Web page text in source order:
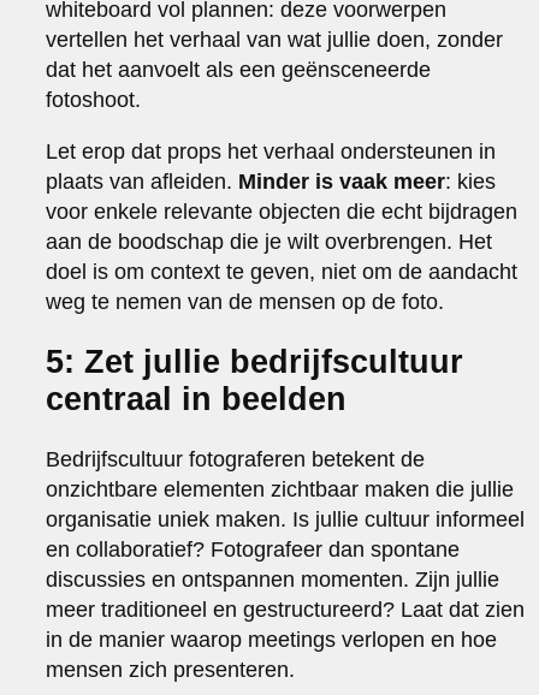
whiteboard vol plannen: deze voorwerpen
vertellen het verhaal van wat jullie doen, zonder
dat het aanvoelt als een geënsceneerde
fotoshoot.
Let erop dat props het verhaal ondersteunen in
plaats van afleiden. Minder is vaak meer: kies
voor enkele relevante objecten die echt bijdragen
aan de boodschap die je wilt overbrengen. Het
doel is om context te geven, niet om de aandacht
weg te nemen van de mensen op de foto.
5: Zet jullie bedrijfscultuur
centraal in beelden
Bedrijfscultuur fotograferen betekent de
onzichtbare elementen zichtbaar maken die jullie
organisatie uniek maken. Is jullie cultuur informeel
en collaboratief? Fotografeer dan spontane
discussies en ontspannen momenten. Zijn jullie
meer traditioneel en gestructureerd? Laat dat zien
in de manier waarop meetings verlopen en hoe
mensen zich presenteren.